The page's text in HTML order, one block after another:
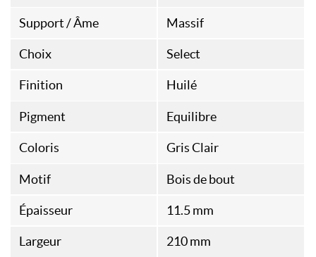
Support / Âme Massif
Choix Select
Finition Huilé
Pigment Equilibre
Coloris Gris Clair
Motif Bois de bout
Épaisseur 11.5 mm
Largeur 210 mm